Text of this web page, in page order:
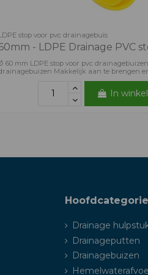
stop voor pvc drainagebuis
- LDPE Drainage PVC
60 mm LDPE stop voor pvc
Makkelijk aan te brengen
In
Drainage
Drainageputten
Drainagebuizen